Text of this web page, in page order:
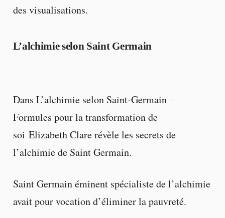
des visualisations.
L’alchimie selon Saint Germain
Dans L’alchimie selon Saint-Germain –
Formules pour la transformation de
soi Elizabeth Clare révèle les secrets de
l’alchimie de Saint Germain.
Saint Germain éminent spécialiste de l’alchimie
avait pour vocation d’éliminer la pauvreté.